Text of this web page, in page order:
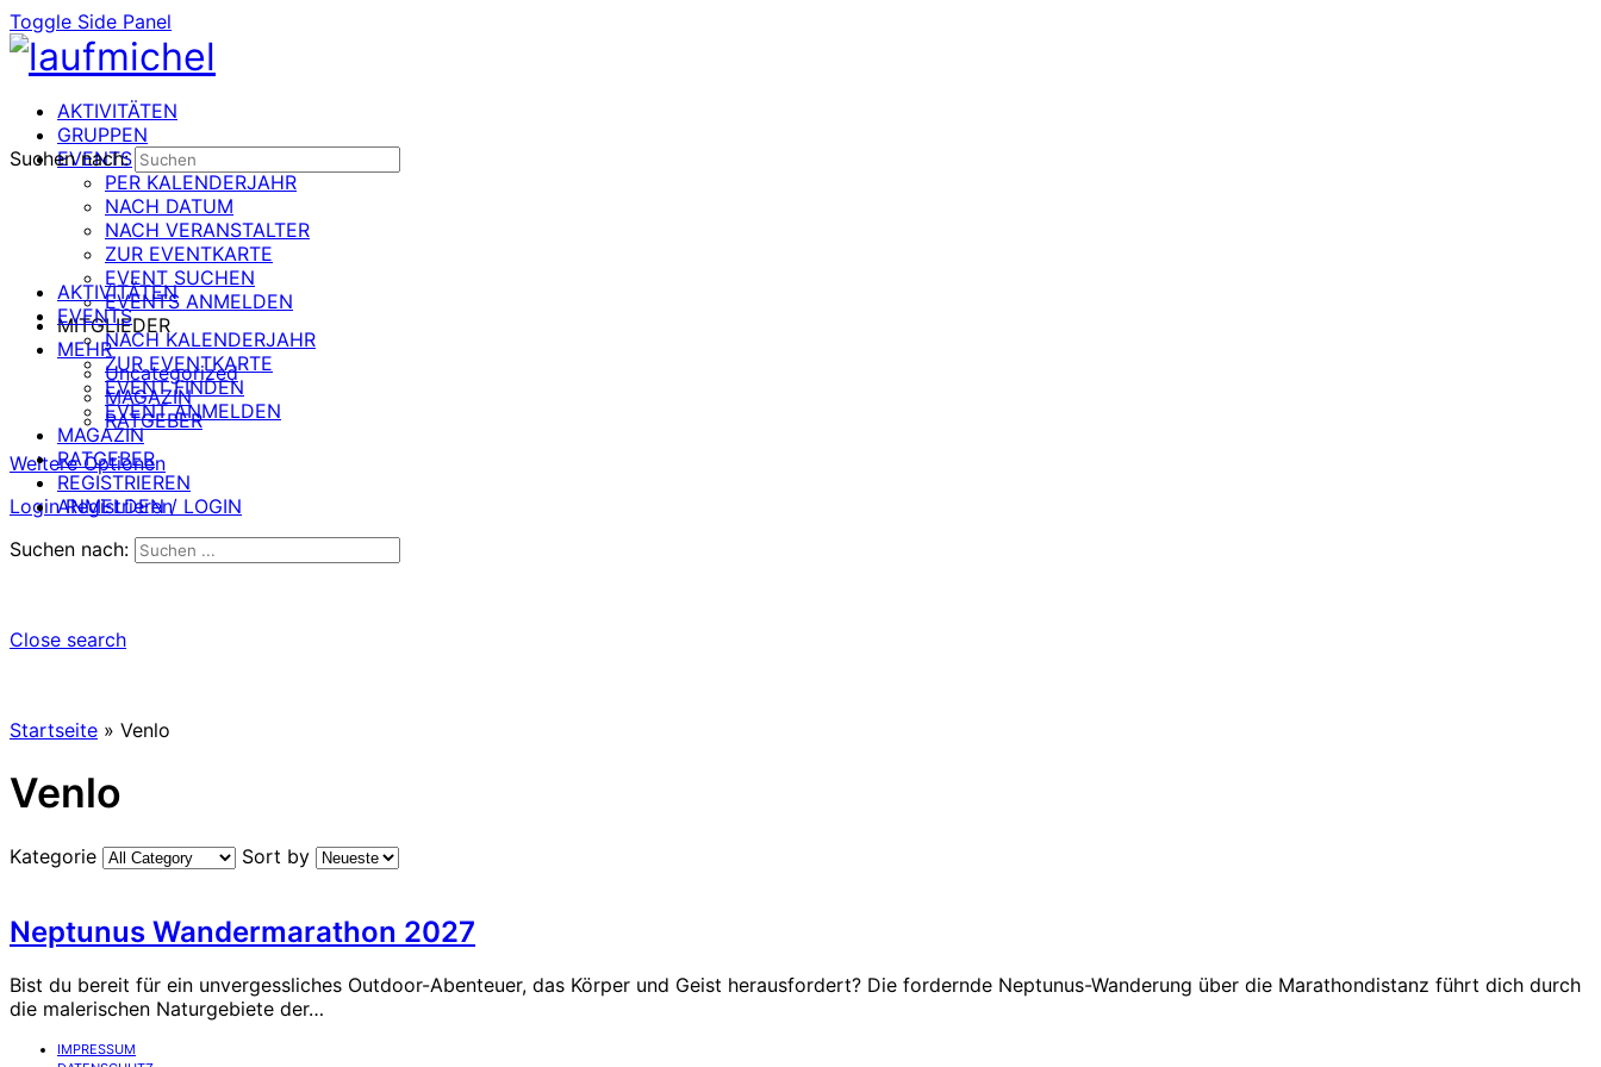
Toggle Side Panel
AKTIVITÄTEN
GRUPPEN
EVENTS
PER KALENDERJAHR
NACH DATUM
NACH VERANSTALTER
ZUR EVENTKARTE
EVENT SUCHEN
EVENTS ANMELDEN
MITGLIEDER
MEHR
Uncategorized
MAGAZIN
RATGEBER
Weitere Optionen
Login Registrieren
Suchen nach:
AKTIVITÄTEN
EVENTS
NACH KALENDERJAHR
ZUR EVENTKARTE
EVENT FINDEN
EVENT ANMELDEN
MAGAZIN
RATGEBER
REGISTRIEREN
ANMELDEN / LOGIN
Suchen nach:
Close search
Startseite » Venlo
Venlo
Kategorie Sort by
Neptunus Wandermarathon 2027
Bist du bereit für ein unvergessliches Outdoor-Abenteuer, das Körper und Geist herausfordert? Die fordernde Neptunus-Wanderung über die Marathondistanz führt dich durch
die malerischen Naturgebiete der…
IMPRESSUM